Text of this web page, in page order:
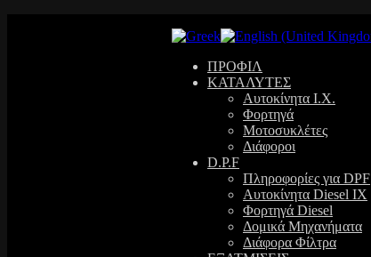
ΠΡΟΦΙΛ
ΚΑΤΑΛΥΤΕΣ
Αυτοκίνητα Ι.Χ.
Φορτηγά
Μοτοσυκλέτες
Διάφοροι
D.P.F
Πληροφορίες για DPF
Αυτοκίνητα Diesel ΙΧ
Φορτηγά Diesel
Δομικά Μηχανήματα
Διάφορα Φίλτρα